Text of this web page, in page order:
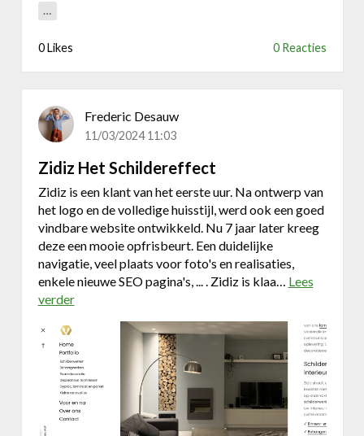
t
e
o
o
r
k
i
n
e
r
a
k
t
i
j
k
…
0 Likes 0 Reacties
Frederic Desauw
11/03/2024 11:03
Zidiz Het Schildereffect
Zidiz is een klant van het eerste uur. Na ontwerp van
het logo en de volledige huisstijl, werd ook een goed
vindbare website ontwikkeld. Nu 7 jaar later kreeg
deze een mooie opfrisbeurt. Een duidelijke
navigatie, veel plaats voor foto's en realisaties,
enkele nieuwe SEO pagina's, ... . Zidiz is klaa… Lees
verdero
r
Z
i
d
i